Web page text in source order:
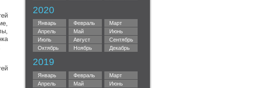
2020
Январь Февраль
Март
Апрель
Май
Июнь
Июль
Август
Сентябрь
Октябрь
Ноябрь Декабрь
2019
Январь Февраль
Март
Апрель
Май
Июнь